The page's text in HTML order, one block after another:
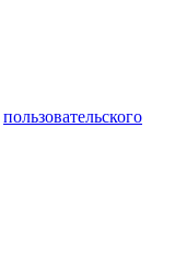
пользовательского